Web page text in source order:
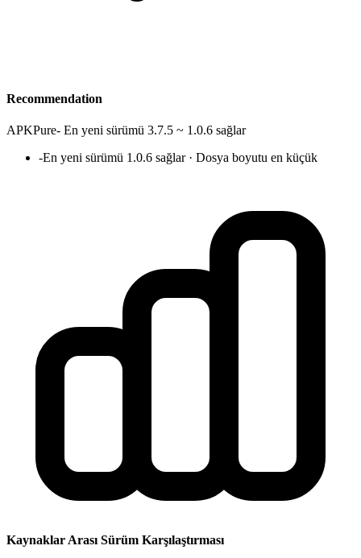
Recommendation
APKPure- En yeni sürümü 3.7.5 ~ 1.0.6 sağlar
-En yeni sürümü 1.0.6 sağlar · Dosya boyutu en küçük
Kaynaklar Arası Sürüm Karşılaştırması